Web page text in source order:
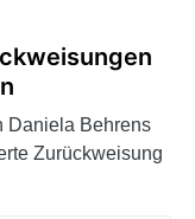
Daniela Behrens
Zurückweisung